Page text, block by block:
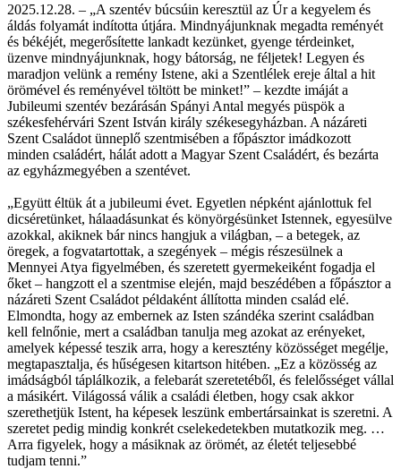
2025.12.28. – „A szentév búcsúin keresztül az Úr a kegyelem és
áldás folyamát indította útjára. Mindnyájunknak megadta reményét
és békéjét, megerősítette lankadt kezünket, gyenge térdeinket,
üzenve mindnyájunknak, hogy bátorság, ne féljetek! Legyen és
maradjon velünk a remény Istene, aki a Szentlélek ereje által a hit
örömével és reményével töltött be minket!” – kezdte imáját a
Jubileumi szentév bezárásán Spányi Antal megyés püspök a
székesfehérvári Szent István király székesegyházban. A názáreti
Szent Családot ünneplő szentmisében a főpásztor imádkozott
minden családért, hálát adott a Magyar Szent Családért, és bezárta
az egyházmegyében a szentévet.
„Együtt éltük át a jubileumi évet. Egyetlen népként ajánlottuk fel
dicséretünket, hálaadásunkat és könyörgésünket Istennek, egyesülve
azokkal, akiknek bár nincs hangjuk a világban, – a betegek, az
öregek, a fogvatartottak, a szegények – mégis részesülnek a
Mennyei Atya figyelmében, és szeretett gyermekeiként fogadja el
őket – hangzott el a szentmise elején, majd beszédében a főpásztor a
názáreti Szent Családot példaként állította minden család elé.
Elmondta, hogy az embernek az Isten szándéka szerint családban
kell felnőnie, mert a családban tanulja meg azokat az erényeket,
amelyek képessé teszik arra, hogy a keresztény közösséget megélje,
megtapasztalja, és hűségesen kitartson hitében. „Ez a közösség az
imádságból táplálkozik, a felebarát szeretetéből, és felelősséget vállal
a másikért. Világossá válik a családi életben, hogy csak akkor
szerethetjük Istent, ha képesek leszünk embertársainkat is szeretni. A
szeretet pedig mindig konkrét cselekedetekben mutatkozik meg. …
Arra figyelek, hogy a másiknak az örömét, az életét teljesebbé
tudjam tenni.”